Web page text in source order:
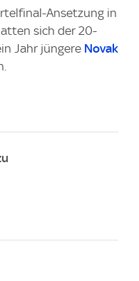
Ansetzung in
sich der 20-
Jahr jüngere Novak